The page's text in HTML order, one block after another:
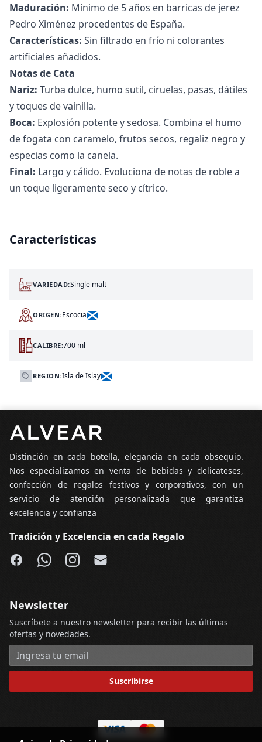
Maduración: Mínimo de 5 años en barricas de jerez
Pedro Ximénez procedentes de España.
Características: Sin filtrado en frío ni colorantes
artificiales añadidos.
Notas de Cata
Nariz: Turba dulce, humo sutil, ciruelas, pasas, dátiles
y toques de vainilla.
Boca: Explosión potente y sedosa. Combina el humo
de fogata con caramelo, frutos secos, regaliz negro y
especias como la canela.
Final: Largo y cálido. Evoluciona de notas de roble a
un toque ligeramente seco y cítrico.
Características
VARIEDAD:Single malt
ORIGEN:Escocia
CALIBRE:700 ml
REGION:Isla de Islay
Distinción en cada botella, elegancia en cada obsequio.
Nos especializamos en venta de bebidas y delicateses,
confección de regalos festivos y corporativos, con un
servicio de atención personalizada que garantiza
excelencia y confianza
Tradición y Excelencia en cada Regalo
Facebook
WhatsApp
Instagram
Email
Newsletter
Suscríbete a nuestro newsletter para recibir las últimas
ofertas y novedades.
Dirección de correo electrónico
Suscribirse